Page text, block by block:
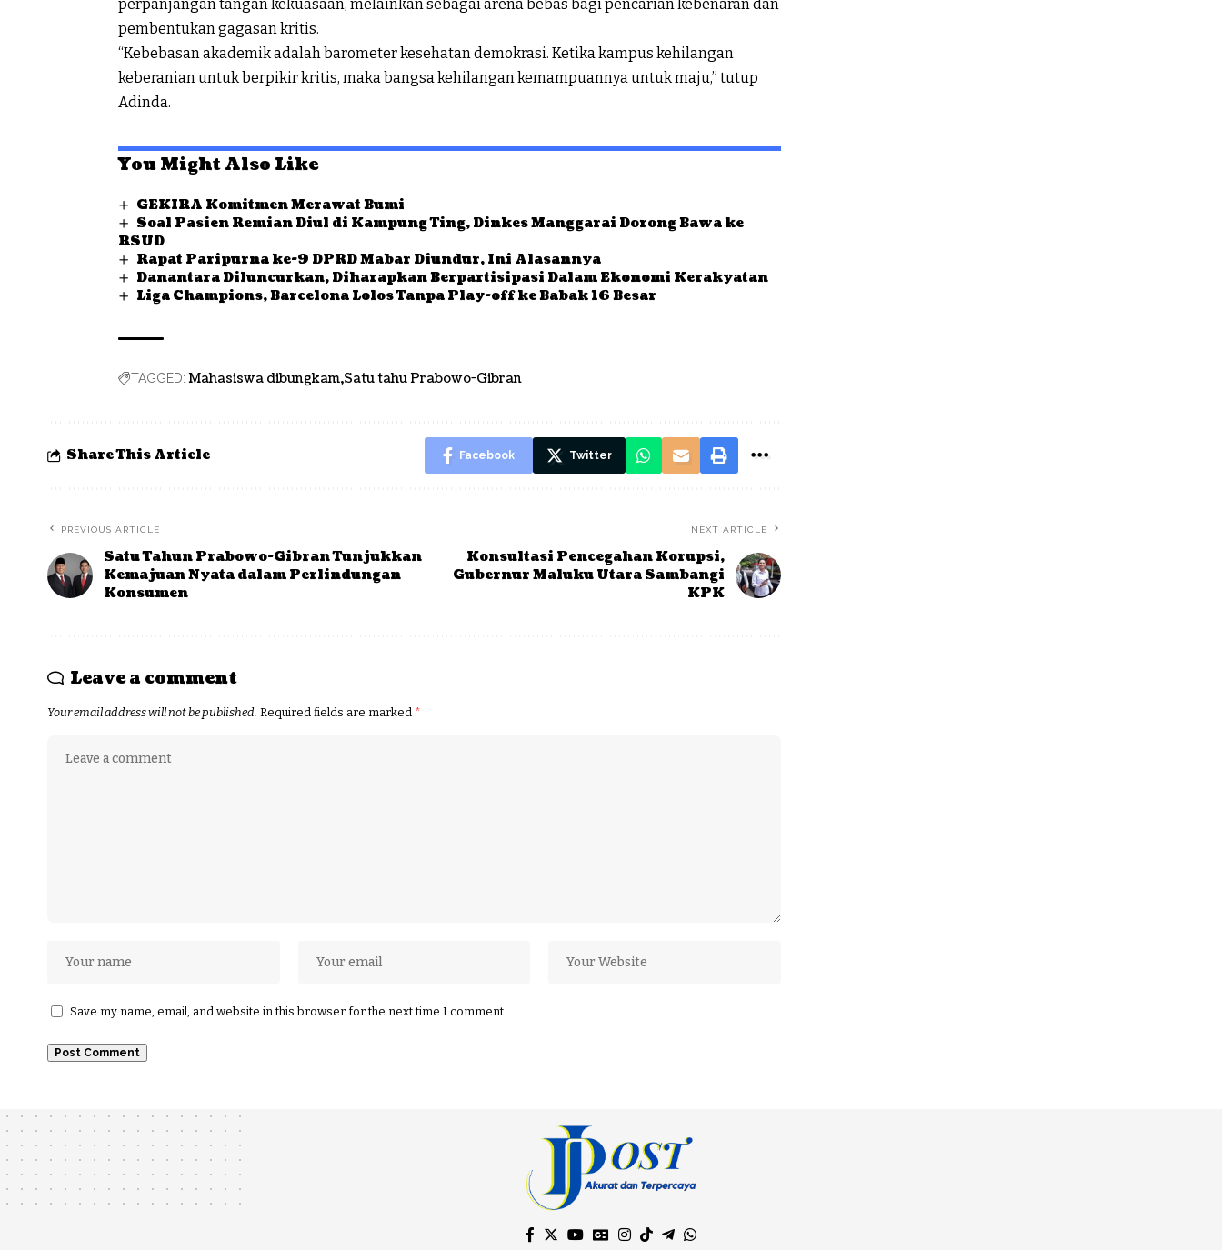
perpanjangan tangan kekuasaan, melainkan sebagai arena bebas bagi pencarian kebenaran dan
pembentukan gagasan kritis.
“Kebebasan akademik adalah barometer kesehatan demokrasi. Ketika kampus kehilangan
keberanian untuk berpikir kritis, maka bangsa kehilangan kemampuannya untuk maju,” tutup
Adinda.
You Might Also Like
GEKIRA Komitmen Merawat Bumi
Soal Pasien Remian Diul di Kampung Ting, Dinkes Manggarai Dorong Bawa ke
RSUD
Rapat Paripurna ke-9 DPRD Mabar Diundur, Ini Alasannya
Danantara Diluncurkan, Diharapkan Berpartisipasi Dalam Ekonomi Kerakyatan
Liga Champions, Barcelona Lolos Tanpa Play-off ke Babak 16 Besar
TAGGED: Mahasiswa dibungkam Satu tahu Prabowo-Gibran
Share This Article Facebook Twitter
PREVIOUS ARTICLE
Satu Tahun Prabowo-Gibran Tunjukkan
Kemajuan Nyata dalam Perlindungan
Konsumen
NEXT ARTICLE
Konsultasi Pencegahan Korupsi,
Gubernur Maluku Utara Sambangi
KPK
Leave a comment
Your email address will not be published. Required fields are marked *
Save my name, email, and website in this browser for the next time I comment.